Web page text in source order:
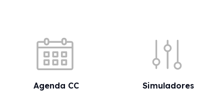
Agenda CC Simuladores